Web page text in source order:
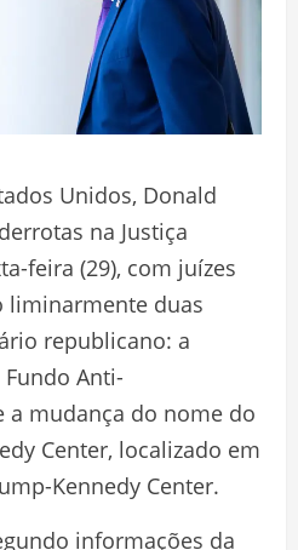
Unidos, Donald
na Justiça
feira (29), com juízes
liminarmente duas
republicano: a
Anti-
a mudança do nome do
Center, localizado em
Kennedy Center.
informações da